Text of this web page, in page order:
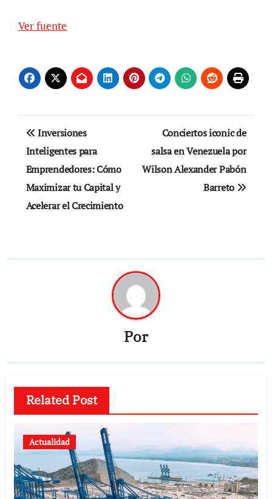
Ver fuente
Navegación
de
entradas
Inversiones
Inteligentes para
Emprendedores: Cómo
Maximizar tu Capital y
Acelerar el Crecimiento
Conciertos iconic de
salsa en Venezuela por
Wilson Alexander Pabón
Barreto
Por
Related Post
Actualidad